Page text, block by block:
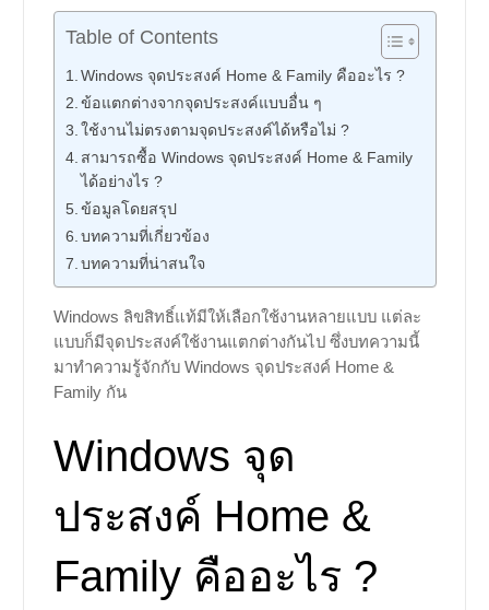
Table of Contents
Windows จุดประสงค์ Home & Family คืออะไร ?
ข้อแตกต่างจากจุดประสงค์แบบอื่น ๆ
ใช้งานไม่ตรงตามจุดประสงค์ได้หรือไม่ ?
สามารถซื้อ Windows จุดประสงค์ Home & Family
ได้อย่างไร ?
ข้อมูลโดยสรุป
บทความที่เกี่ยวข้อง
บทความที่น่าสนใจ
Windows ลิขสิทธิ์แท้มีให้เลือกใช้งานหลายแบบ แต่ละ
แบบก็มีจุดประสงค์ใช้งานแตกต่างกันไป ซึ่งบทความนี้
มาทำความรู้จักกับ Windows จุดประสงค์ Home &
Family กัน
Windows จุด
ประสงค์ Home &
Family คืออะไร ?